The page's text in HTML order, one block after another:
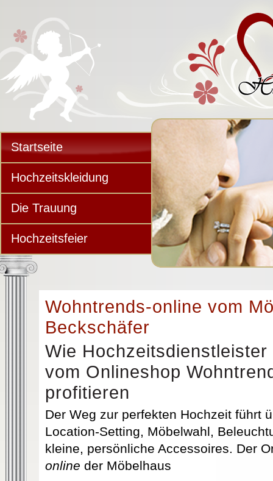
Startseite
Hochzeitskleidung
Die Trauung
Hochzeitsfeier
Wohntrends-online vom
Beckschäfer
Wie
vom Onlineshop
profitieren
Der Weg zur perfekten Hochzeit führt
Location-Setting, Möbelwahl,
kleine, persönliche Accessoires. Der
online der Möbelhaus